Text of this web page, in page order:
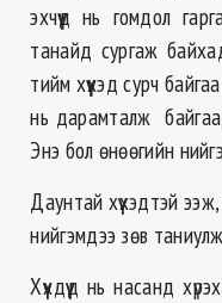
эхчүүд нь гомдол
танайд сургаж
тийм хүүхэд сурч
нь дарамталж байгаад
Энэ бол өнөөгийн
Даунтай хүүхэдтэй
нийгэмдээ зөв
Хүүхдүүд нь насанд